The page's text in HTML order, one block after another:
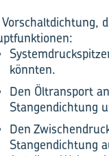
Vorschaltdichtung,
könnten.
Den Öltransport
Stangendichtung
Den
Stangendichtung